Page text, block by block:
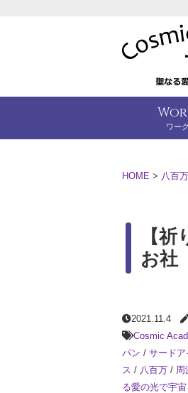
ワー
HOME > 八百万
【
お
2021.11.4
Cosmic
パン / サードア
ス / 八百万 / 周
る愛の光で宇